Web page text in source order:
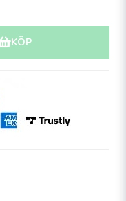
KÖP